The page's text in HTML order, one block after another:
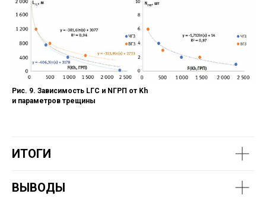
Рис. 9. Зависимость LГС и NГРП от Kh
и параметров трещины
ИТОГИ
ВЫВОДЫ